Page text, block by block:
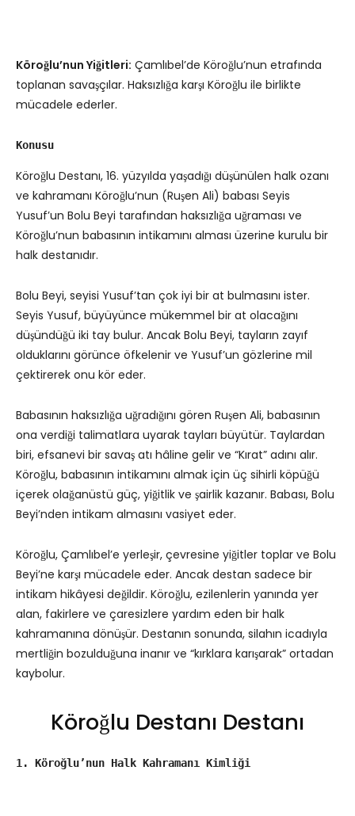
Köroğlu’nun Yiğitleri: Çamlıbel’de Köroğlu’nun etrafında
toplanan savaşçılar. Haksızlığa karşı Köroğlu ile birlikte
mücadele ederler.
Konusu
Köroğlu Destanı, 16. yüzyılda yaşadığı düşünülen halk ozanı
ve kahramanı Köroğlu’nun (Ruşen Ali) babası Seyis
Yusuf’un Bolu Beyi tarafından haksızlığa uğraması ve
Köroğlu’nun babasının intikamını alması üzerine kurulu bir
halk destanıdır.
Bolu Beyi, seyisi Yusuf’tan çok iyi bir at bulmasını ister.
Seyis Yusuf, büyüyünce mükemmel bir at olacağını
düşündüğü iki tay bulur. Ancak Bolu Beyi, tayların zayıf
olduklarını görünce öfkelenir ve Yusuf’un gözlerine mil
çektirerek onu kör eder.
Babasının haksızlığa uğradığını gören Ruşen Ali, babasının
ona verdiği talimatlara uyarak tayları büyütür. Taylardan
biri, efsanevi bir savaş atı hâline gelir ve “Kırat” adını alır.
Köroğlu, babasının intikamını almak için üç sihirli köpüğü
içerek olağanüstü güç, yiğitlik ve şairlik kazanır. Babası, Bolu
Beyi’nden intikam almasını vasiyet eder.
Köroğlu, Çamlıbel’e yerleşir, çevresine yiğitler toplar ve Bolu
Beyi’ne karşı mücadele eder. Ancak destan sadece bir
intikam hikâyesi değildir. Köroğlu, ezilenlerin yanında yer
alan, fakirlere ve çaresizlere yardım eden bir halk
kahramanına dönüşür. Destanın sonunda, silahın icadıyla
mertliğin bozulduğuna inanır ve “kırklara karışarak” ortadan
kaybolur.
Köroğlu Destanı Destanı
1. Köroğlu’nun Halk Kahramanı Kimliği